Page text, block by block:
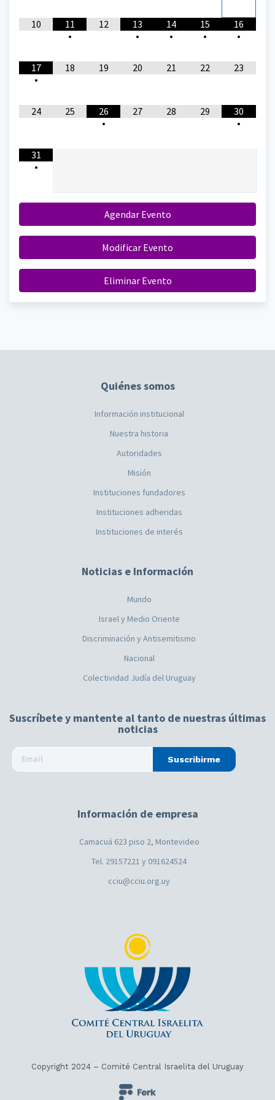
10
11
•
12
13
•
14
•
15
•
16
•
17
•
18 19 20 21 22 23
24 25
26
•
27 28 29
30
•
31
•
Agendar Evento
Modificar Evento
Eliminar Evento
Quiénes somos
Información institucional
Nuestra historia
Autoridades
Misión
Instituciones fundadores
Instituciones adheridas
Instituciones de interés
Noticias e Información
Mundo
Israel y Medio Oriente
Discriminación y Antisemitismo
Nacional
Colectividad Judía del Uruguay
Suscríbete y mantente al tanto de nuestras últimas
noticias
Suscribirme
Información de empresa
Camacuá 623 piso 2, Montevideo
Tel. 29157221 y 091624524
cciu@cciu.org.uy
Copyright 2024 – Comité Central Israelita del Uruguay